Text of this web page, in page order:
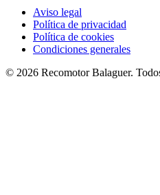
Aviso legal
Política de privacidad
Política de cookies
Condiciones generales
© 2026 RecomotorBalaguer.